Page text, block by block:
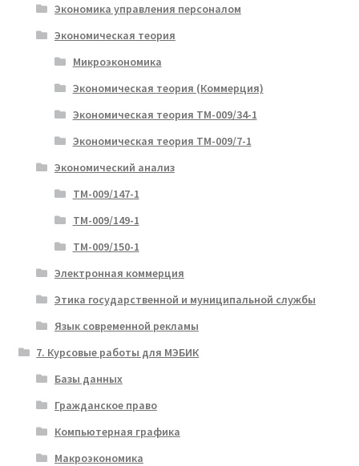
Экономика управления персоналом
Экономическая теория
Микроэкономика
Экономическая теория (Коммерция)
Экономическая теория ТМ-009/34-1
Экономическая теория ТМ-009/7-1
Экономический анализ
ТМ-009/147-1
ТМ-009/149-1
ТМ-009/150-1
Электронная коммерция
Этика государственной и муниципальной службы
Язык современной рекламы
7. Курсовые работы для МЭБИК
Базы данных
Гражданское право
Компьютерная графика
Макроэкономика